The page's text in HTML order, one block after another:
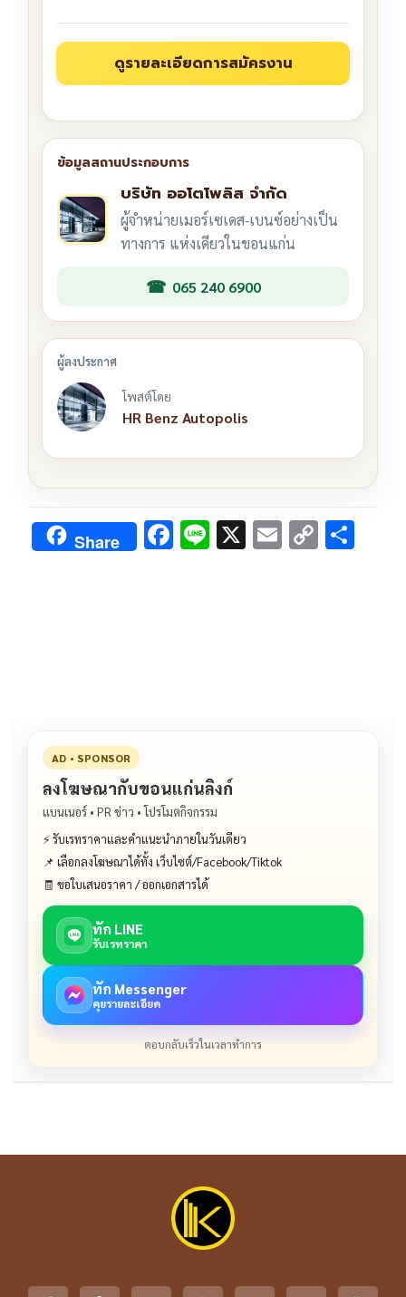
บริษัท ออโตโพลิส จำกัด
ผู้จำหน่ายเมอร์เซเดส-เบนซ์อย่างเป็น
ทางการ แห่งเดียวในขอนแก่น
065 240 6900
โพสต์โดย
HR Benz Autopolis
Share F Li X E C
AD • SPONSOR
ลงโฆษณากับขอนแก่นลิงก์
แบนเนอร์ • PR ข่าว • โปรโมตกิจกรรม
⚡ รับเรทราคาและคำแนะนำภายในวันเดียว
📌 เลือกลงโฆษณาได้ทั้ง เว็บไซต์/Facebook/Tiktok
🧾 ขอใบเสนอราคา / ออกเอกสารได้
ทัก LINE
รับเรทราคา
ทัก Messenger
คุยรายละเอียด
ตอบกลับเร็วในเวลาทำการ